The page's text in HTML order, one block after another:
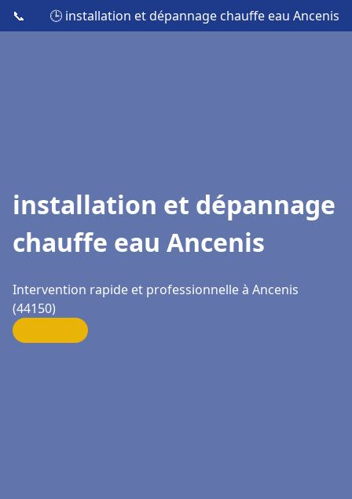
📞 🕒 installation et dépannage chauffe eau Ancenis
installation et dépannage
chauffe eau Ancenis
Intervention rapide et professionnelle à Ancenis
(44150)